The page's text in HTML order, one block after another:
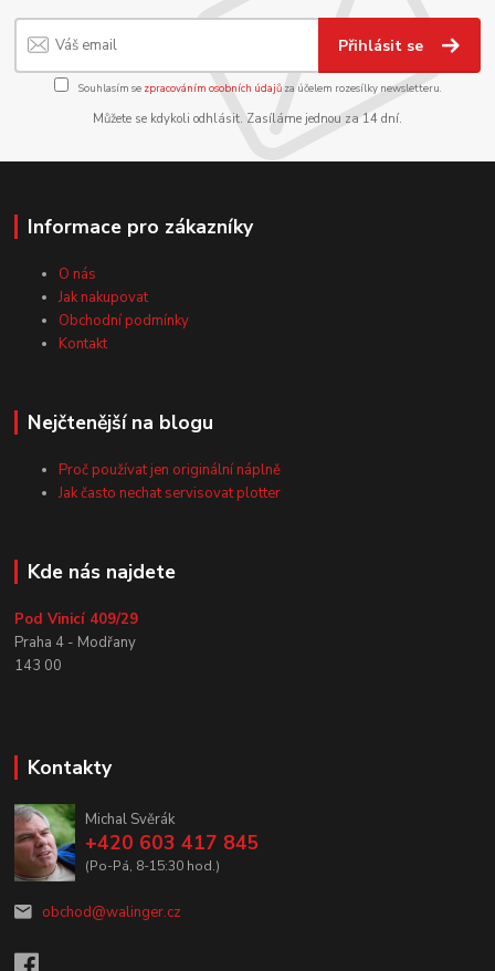
Přihlásit se
Souhlasím se zpracováním osobních údajůza účelem rozesílky newsletteru.
Můžete se kdykoli odhlásit. Zasíláme jednou za 14 dní.
Informace pro zákazníky
O nás
Jak nakupovat
Obchodní podmínky
Kontakt
Nejčtenější na blogu
Proč používat jen originální náplně
Jak často nechat servisovat plotter
Kde nás najdete
Pod Vinicí 409/29
Praha 4 - Modřany
143 00
Kontakty
Michal Svěrák
+420 603 417 845
(Po-Pá, 8-15:30 hod.)
obchod@walinger.cz